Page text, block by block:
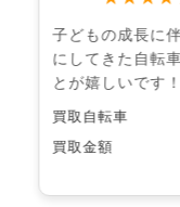
子どもの成長に
にしてきた自転
とが嬉しいです！
買取自転車
買取金額